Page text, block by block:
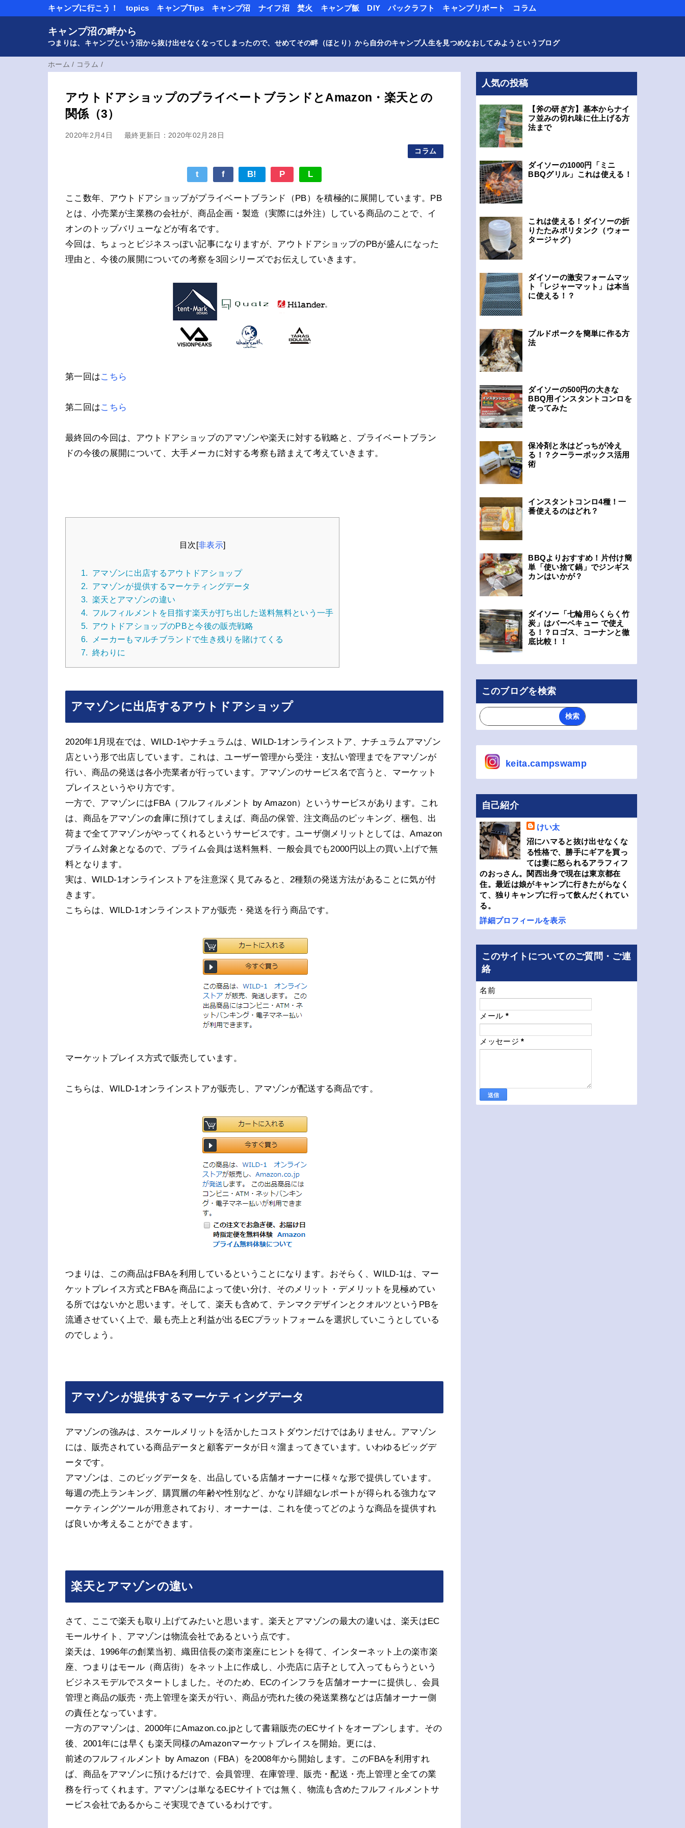
キャンプに行こう！ topics キャンプTips キャンプ沼 ナイフ沼 焚火 キャンプ飯 DIY パックラフト キャンプリポート コラム
キャンプ沼の畔から
つまりは、キャンプという沼から抜け出せなくなってしまったので、せめてその畔（ほとり）から自分のキャンプ人生を見つめなおしてみようというブログ
ホーム / コラム /
アウトドアショップのプライベートブランドとAmazon・楽天との
関係（3）
2020年2月4日 最終更新日：2020年02月28日
コラム
t f B! P L
ここ数年、アウトドアショップがプライベートブランド（PB）を積極的に展開しています。PB
とは、小売業が主業務の会社が、商品企画・製造（実際には外注）している商品のことで、イ
オンのトップバリューなどが有名です。
今回は、ちょっとビジネスっぽい記事になりますが、アウトドアショップのPBが盛んになった
理由と、今後の展開についての考察を3回シリーズでお伝えしていきます。
第一回はこちら
第二回はこちら
最終回の今回は、アウトドアショップのアマゾンや楽天に対する戦略と、プライベートブラン
ドの今後の展開について、大手メーカに対する考察も踏まえて考えていきます。
目次[非表示]
1.
アマゾンに出店するアウトドアショップ
2.
アマゾンが提供するマーケティングデータ
3. 楽天とアマゾンの違い
4.
フルフィルメントを目指す楽天が打ち出した送料無料という一手
5.
アウトドアショップのPBと今後の販売戦略
6.
メーカーもマルチブランドで生き残りを賭けてくる
7. 終わりに
アマゾンに出店するアウトドアショップ
2020年1月現在では、WILD-1やナチュラムは、WILD-1オンラインストア、ナチュラムアマゾン
店という形で出店しています。これは、ユーザー管理から受注・支払い管理までをアマゾンが
行い、商品の発送は各小売業者が行っています。アマゾンのサービス名で言うと、マーケット
プレイスというやり方です。
一方で、アマゾンにはFBA（フルフィルメント by Amazon）というサービスがあります。これ
は、商品をアマゾンの倉庫に預けてしまえば、商品の保管、注文商品のピッキング、梱包、出
荷まで全てアマゾンがやってくれるというサービスです。ユーザ側メリットとしては、Amazon
プライム対象となるので、プライム会員は送料無料、一般会員でも2000円以上の買い上げで無
料となります。
実は、WILD-1オンラインストアを注意深く見てみると、2種類の発送方法があることに気が付
きます。
こちらは、WILD-1オンラインストアが販売・発送を行う商品です。
マーケットプレイス方式で販売しています。
こちらは、WILD-1オンラインストアが販売し、アマゾンが配送する商品です。
つまりは、この商品はFBAを利用しているということになります。おそらく、WILD-1は、マー
ケットプレイス方式とFBAを商品によって使い分け、そのメリット・デメリットを見極めてい
る所ではないかと思います。そして、楽天も含めて、テンマクデザインとクオルツというPBを
流通させていく上で、最も売上と利益が出るECプラットフォームを選択していこうとしている
のでしょう。
アマゾンが提供するマーケティングデータ
アマゾンの強みは、スケールメリットを活かしたコストダウンだけではありません。アマゾン
には、販売されている商品データと顧客データが日々溜まってきています。いわゆるビッグデ
ータです。
アマゾンは、このビッグデータを、出品している店舗オーナーに様々な形で提供しています。
毎週の売上ランキング、購買層の年齢や性別など、かなり詳細なレポートが得られる強力なマ
ーケティングツールが用意されており、オーナーは、これを使ってどのような商品を提供すれ
ば良いか考えることができます。
楽天とアマゾンの違い
さて、ここで楽天も取り上げてみたいと思います。楽天とアマゾンの最大の違いは、楽天はEC
モールサイト、アマゾンは物流会社であるという点です。
楽天は、1996年の創業当初、織田信長の楽市楽座にヒントを得て、インターネット上の楽市楽
座、つまりはモール（商店街）をネット上に作成し、小売店に店子として入ってもらうという
ビジネスモデルでスタートしました。そのため、ECのインフラを店舗オーナーに提供し、会員
管理と商品の販売・売上管理を楽天が行い、商品が売れた後の発送業務などは店舗オーナー側
の責任となっています。
一方のアマゾンは、2000年にAmazon.co.jpとして書籍販売のECサイトをオープンします。その
後、2001年には早くも楽天同様のAmazonマーケットプレイスを開始。更には、
前述のフルフィルメント by Amazon（FBA）を2008年から開始します。このFBAを利用すれ
ば、商品をアマゾンに預けるだけで、会員管理、在庫管理、販売・配送・売上管理と全ての業
務を行ってくれます。アマゾンは単なるECサイトでは無く、物流も含めたフルフィルメントサ
ービス会社であるからこそ実現できているわけです。
人気の投稿
【斧の研ぎ方】基本からナイ
フ並みの切れ味に仕上げる方
法まで
ダイソーの1000円「ミニ
BBQグリル」これは使える！
これは使える！ダイソーの折
りたたみポリタンク（ウォー
タージャグ）
ダイソーの激安フォームマッ
ト「レジャーマット」は本当
に使える！？
プルドポークを簡単に作る方
法
ダイソーの500円の大きな
BBQ用インスタントコンロを
使ってみた
保冷剤と氷はどっちが冷え
る！？クーラーボックス活用
術
インスタントコンロ4種！一
番使えるのはどれ？
BBQよりおすすめ！片付け簡
単「使い捨て鍋」でジンギス
カンはいかが？
ダイソー「七輪用らくらく竹
炭」はバーベキュー で使え
る！？ロゴス、コーナンと徹
底比較！！
このブログを検索
keita.campswamp
自己紹介
けい太
沼にハマると抜け出せなくな
る性格で、勝手にギアを買っ
ては妻に怒られるアラフィフ
のおっさん。関西出身で現在は東京都在
住。最近は娘がキャンプに行きたがらなく
て、独りキャンプに行って飲んだくれてい
る。
詳細プロフィールを表示
このサイトについてのご質問・ご連
絡
名前
メール *
メッセージ*